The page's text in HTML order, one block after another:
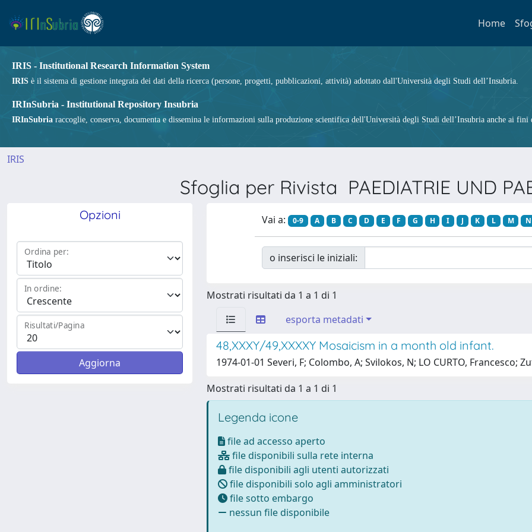
Home
IRIS - Institutional Research Information System
IRIS è il sistema di gestione integrata dei dati della ricerca (persone, progetti, pubblicazioni, attività) adottato dall'Università degli Studi dell’Insubria.
IRInSubria - Institutional Repository Insubria
IRInSubria raccoglie, conserva, documenta e dissemina le informazioni sulla produzione scientifica dell'Università degli Studi dell’Insubria anche ai fini
IRIS
Sfoglia per Rivista PAEDIATRIE UND
Opzioni
Ordina per:
In ordine:
Risultati/Pagina
Vai a: 0-9 A B C D E F G H I J K L M N
o inserisci le iniziali:
Mostrati risultati da 1 a 1 di 1
esporta metadati
48,XXXY/49,XXXXY Mosaicism in a month old infant.
1974-01-01 Severi, F; Colombo, A; Svilokos, N; LO CURTO, Francesco;
Mostrati risultati da 1 a 1 di 1
Legenda icone
file ad accesso aperto
file disponibili sulla rete interna
file disponibili agli utenti autorizzati
file disponibili solo agli amministratori
file sotto embargo
nessun file disponibile